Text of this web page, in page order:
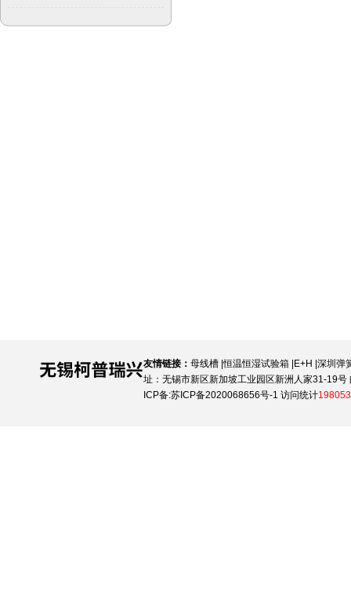
友情链接： 母线槽 |恒温恒湿试验箱 E+H 深圳弹
址：无锡市新区新加坡工业园区新洲人家31-19号
ICP备:苏ICP备2020068656号-1 访问统计198053